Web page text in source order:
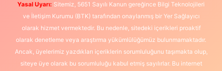
Yasal Uyarı: Sitemiz, 5651 Sayılı Kanun gereğince Bilgi Teknolojileri
ve İletişim Kurumu (BTK) tarafından onaylanmış bir Yer Sağlayıcı
olarak hizmet vermektedir. Bu nedenle, sitedeki içerikleri proaktif
olarak denetleme veya araştırma yükümlülüğümüz bulunmamaktadır.
Ancak, üyelerimiz yazdıkları içeriklerin sorumluluğunu taşımakta olup,
siteye üye olarak bu sorumluluğu kabul etmiş sayılırlar. Bu internet